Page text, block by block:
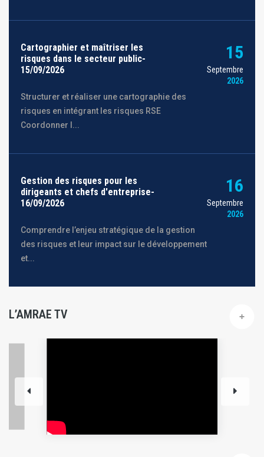
Cartographier et maîtriser les
risques dans le secteur public-
15/09/2026
Structurer et réaliser une cartographie des
risques en intégrant les risques RSE
Coordonner l...
15
Septembre
2026
Gestion des risques pour les
dirigeants et chefs d'entreprise-
16/09/2026
Comprendre l’enjeu stratégique de la gestion
des risques et leur impact sur le développement
et...
16
Septembre
2026
L’AMRAE TV